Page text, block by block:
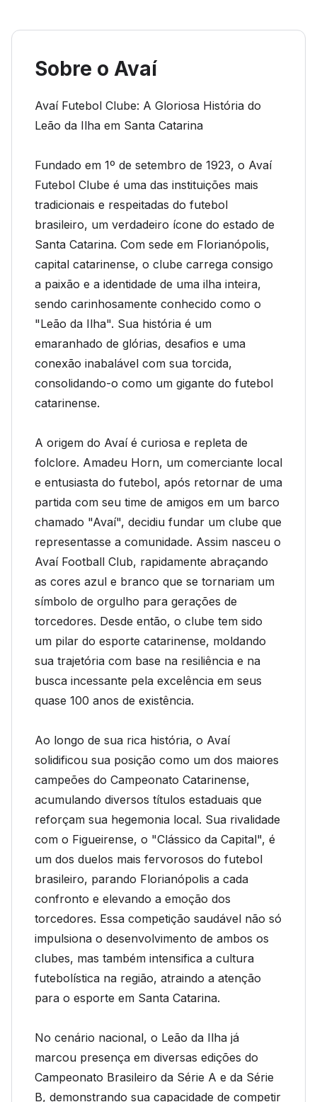
Sobre o Avaí
Avaí Futebol Clube: A Gloriosa História do
Leão da Ilha em Santa Catarina
Fundado em 1º de setembro de 1923, o Avaí
Futebol Clube é uma das instituições mais
tradicionais e respeitadas do futebol
brasileiro, um verdadeiro ícone do estado de
Santa Catarina. Com sede em Florianópolis,
capital catarinense, o clube carrega consigo
a paixão e a identidade de uma ilha inteira,
sendo carinhosamente conhecido como o
"Leão da Ilha". Sua história é um
emaranhado de glórias, desafios e uma
conexão inabalável com sua torcida,
consolidando-o como um gigante do futebol
catarinense.
A origem do Avaí é curiosa e repleta de
folclore. Amadeu Horn, um comerciante local
e entusiasta do futebol, após retornar de uma
partida com seu time de amigos em um barco
chamado "Avaí", decidiu fundar um clube que
representasse a comunidade. Assim nasceu o
Avaí Football Club, rapidamente abraçando
as cores azul e branco que se tornariam um
símbolo de orgulho para gerações de
torcedores. Desde então, o clube tem sido
um pilar do esporte catarinense, moldando
sua trajetória com base na resiliência e na
busca incessante pela excelência em seus
quase 100 anos de existência.
Ao longo de sua rica história, o Avaí
solidificou sua posição como um dos maiores
campeões do Campeonato Catarinense,
acumulando diversos títulos estaduais que
reforçam sua hegemonia local. Sua rivalidade
com o Figueirense, o "Clássico da Capital", é
um dos duelos mais fervorosos do futebol
brasileiro, parando Florianópolis a cada
confronto e elevando a emoção dos
torcedores. Essa competição saudável não só
impulsiona o desenvolvimento de ambos os
clubes, mas também intensifica a cultura
futebolística na região, atraindo a atenção
para o esporte em Santa Catarina.
No cenário nacional, o Leão da Ilha já
marcou presença em diversas edições do
Campeonato Brasileiro da Série A e da Série
B, demonstrando sua capacidade de competir